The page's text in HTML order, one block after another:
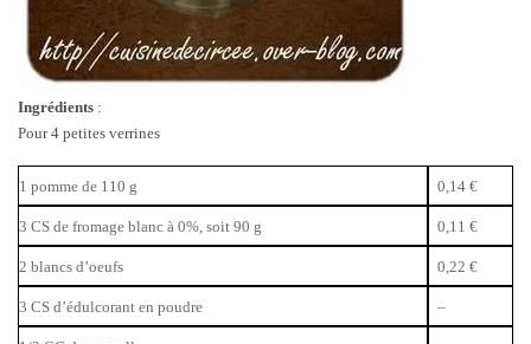
Ingrédients :
Pour 4 petites verrines
1 pomme de 110 g 0,14 €
3 CS de fromage blanc à 0%, soit 90 g 0,11 €
2 blancs d’oeufs 0,22 €
3 CS d’édulcorant en poudre –